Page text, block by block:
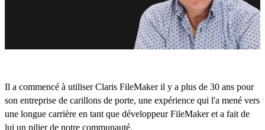
Il a commencé à utiliser Claris FileMaker il y a plus de 30 ans pour
son entreprise de carillons de porte, une expérience qui l'a mené vers
une longue carrière en tant que développeur FileMaker et a fait de
lui un pilier de notre communauté.